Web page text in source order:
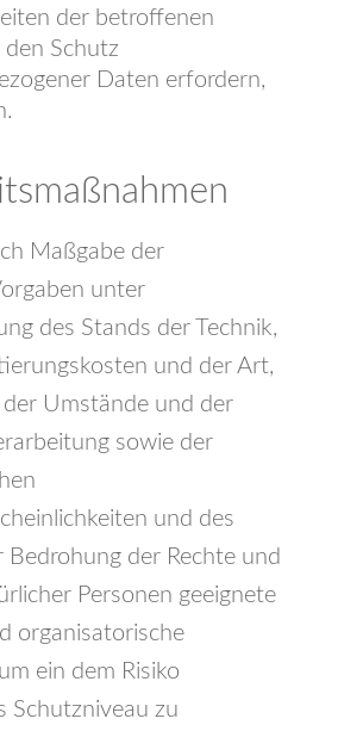
der betroffenen
den Schutz
Daten erfordern,
Maßgabe der
unter
des Stands der Technik,
und der Art,
Umstände und der
sowie der
und des
Bedrohung der Rechte und
Personen geeignete
organisatorische
ein dem Risiko
Schutzniveau zu